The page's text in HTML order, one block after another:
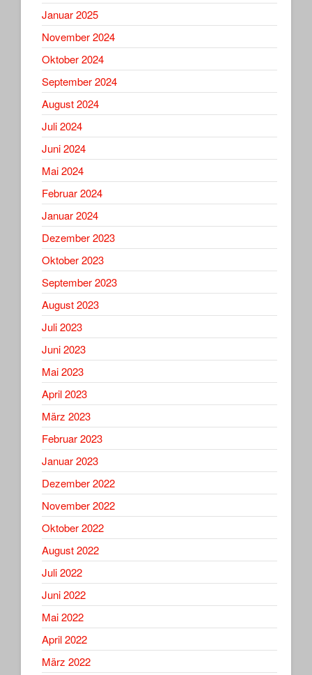
Januar 2025
November 2024
Oktober 2024
September 2024
August 2024
Juli 2024
Juni 2024
Mai 2024
Februar 2024
Januar 2024
Dezember 2023
Oktober 2023
September 2023
August 2023
Juli 2023
Juni 2023
Mai 2023
April 2023
März 2023
Februar 2023
Januar 2023
Dezember 2022
November 2022
Oktober 2022
August 2022
Juli 2022
Juni 2022
Mai 2022
April 2022
März 2022